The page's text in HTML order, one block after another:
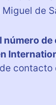
Miguel de
número
contacto